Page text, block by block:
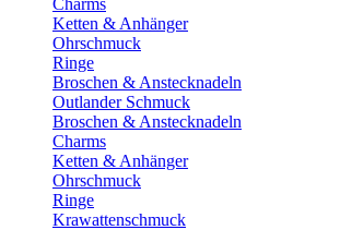
Charms
Ketten & Anhänger
Ohrschmuck
Ringe
Broschen & Anstecknadeln
Outlander Schmuck
Broschen & Anstecknadeln
Charms
Ketten & Anhänger
Ohrschmuck
Ringe
Krawattenschmuck